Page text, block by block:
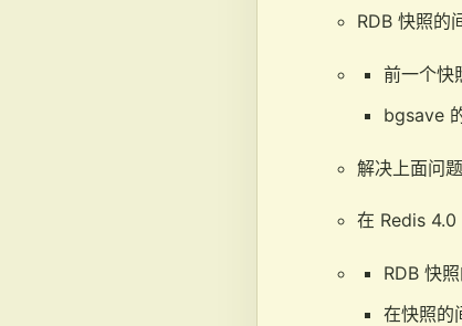
RDB 快照的
前一个快
bgsave
解决上面问
在 Redis 4.0
RDB 快
在快照的